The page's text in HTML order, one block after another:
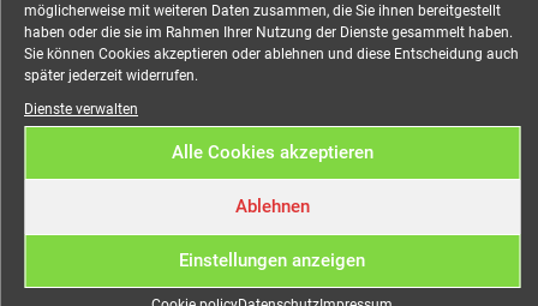
möglicherweise mit weiteren Daten zusammen, die Sie ihnen bereitgestellt
haben oder die sie im Rahmen Ihrer Nutzung der Dienste gesammelt haben.
Sie können Cookies akzeptieren oder ablehnen und diese Entscheidung auch
später jederzeit widerrufen.
Dienste verwalten
Alle Cookies akzeptieren
Ablehnen
Einstellungen anzeigen
Verteiler CEE 125A auf 1x
CEE 125A, 8x CEE 32A, 1x
PE-Dinse mieten
Robuster Event-Stromverteiler für Messe, Event,
Open-Air, Veranstaltungen jeglicher Art.
CEE 125A 5-pol